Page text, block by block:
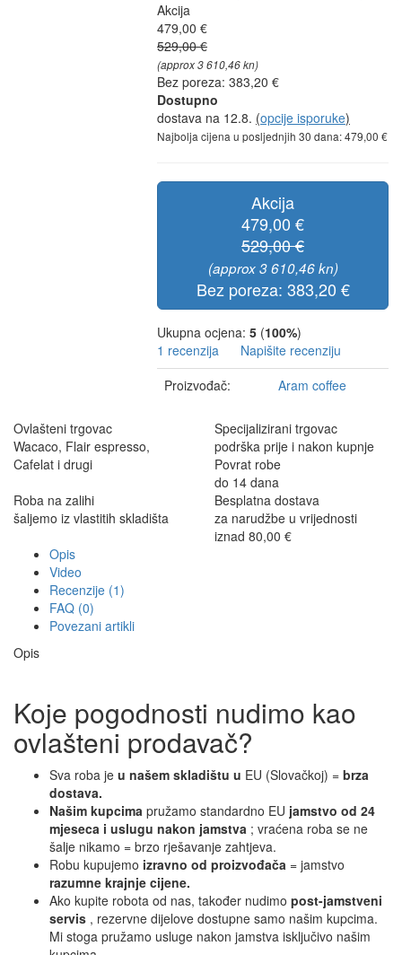
Akcija
479,00 €
529,00 €
(approx 3 610,46 kn)
Bez poreza: 383,20 €
Dostupno
dostava na 12.8. (opcije isporuke)
Najbolja cijena u posljednjih 30 dana: 479,00 €
Akcija
479,00 €
529,00 €
(approx 3 610,46 kn)
Bez poreza: 383,20 €
Ukupna ocjena: 5 (100%)
1 recenzija
Napišite recenziju
Proizvođač:
Aram coffee
Ovlašteni trgovac
Wacaco, Flair espresso,
Cafelat i drugi
Specijalizirani trgovac
podrška prije i nakon kupnje
Povrat robe
do 14 dana
Roba na zalihi
šaljemo iz vlastitih skladišta
Besplatna dostava
za narudžbe u vrijednosti
iznad 80,00 €
Opis
Video
Recenzije (1)
FAQ (0)
Povezani artikli
Opis
Koje pogodnosti nudimo kao
ovlašteni prodavač?
Sva roba je u našem skladištu u EU (Slovačkoj) = brza
dostava.
Našim kupcima pružamo standardno EU jamstvo od 24
mjeseca i uslugu nakon jamstva ; vraćena roba se ne
šalje nikamo = brzo rješavanje zahtjeva.
Robu kupujemo izravno od proizvođača = jamstvo
razumne krajnje cijene.
Ako kupite robota od nas, također nudimo post-jamstveni
servis , rezervne dijelove dostupne samo našim kupcima.
Mi stoga pružamo usluge nakon jamstva isključivo našim